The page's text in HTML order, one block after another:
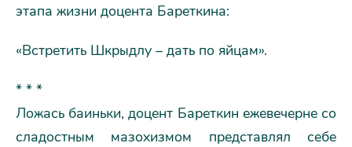
этапа жизни доцента Бареткина:
«Встретить Шкрыдлу – дать по яйцам».
* * *
Ложась баиньки, доцент Бареткин ежевечерне со
сладостным мазохизмом представлял себе